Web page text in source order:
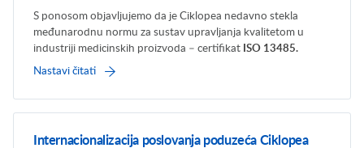
S ponosom objavljujemo da je Ciklopea nedavno stekla
međunarodnu normu za sustav upravljanja kvalitetom u
industriji medicinskih proizvoda – certifikat ISO 13485.
Nastavi čitati
Internacionalizacija poslovanja poduzeća Ciklopea